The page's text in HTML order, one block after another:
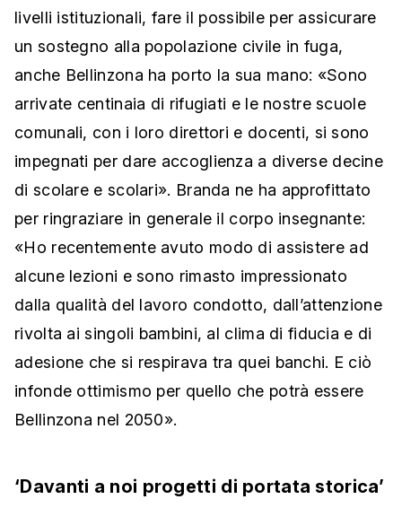
livelli istituzionali, fare il possibile per assicurare
un sostegno alla popolazione civile in fuga,
anche Bellinzona ha porto la sua mano: «Sono
arrivate centinaia di rifugiati e le nostre scuole
comunali, con i loro direttori e docenti, si sono
impegnati per dare accoglienza a diverse decine
di scolare e scolari». Branda ne ha approfittato
per ringraziare in generale il corpo insegnante:
«Ho recentemente avuto modo di assistere ad
alcune lezioni e sono rimasto impressionato
dalla qualità del lavoro condotto, dall’attenzione
rivolta ai singoli bambini, al clima di fiducia e di
adesione che si respirava tra quei banchi. E ciò
infonde ottimismo per quello che potrà essere
Bellinzona nel 2050».
‘Davanti a noi progetti di portata storica’